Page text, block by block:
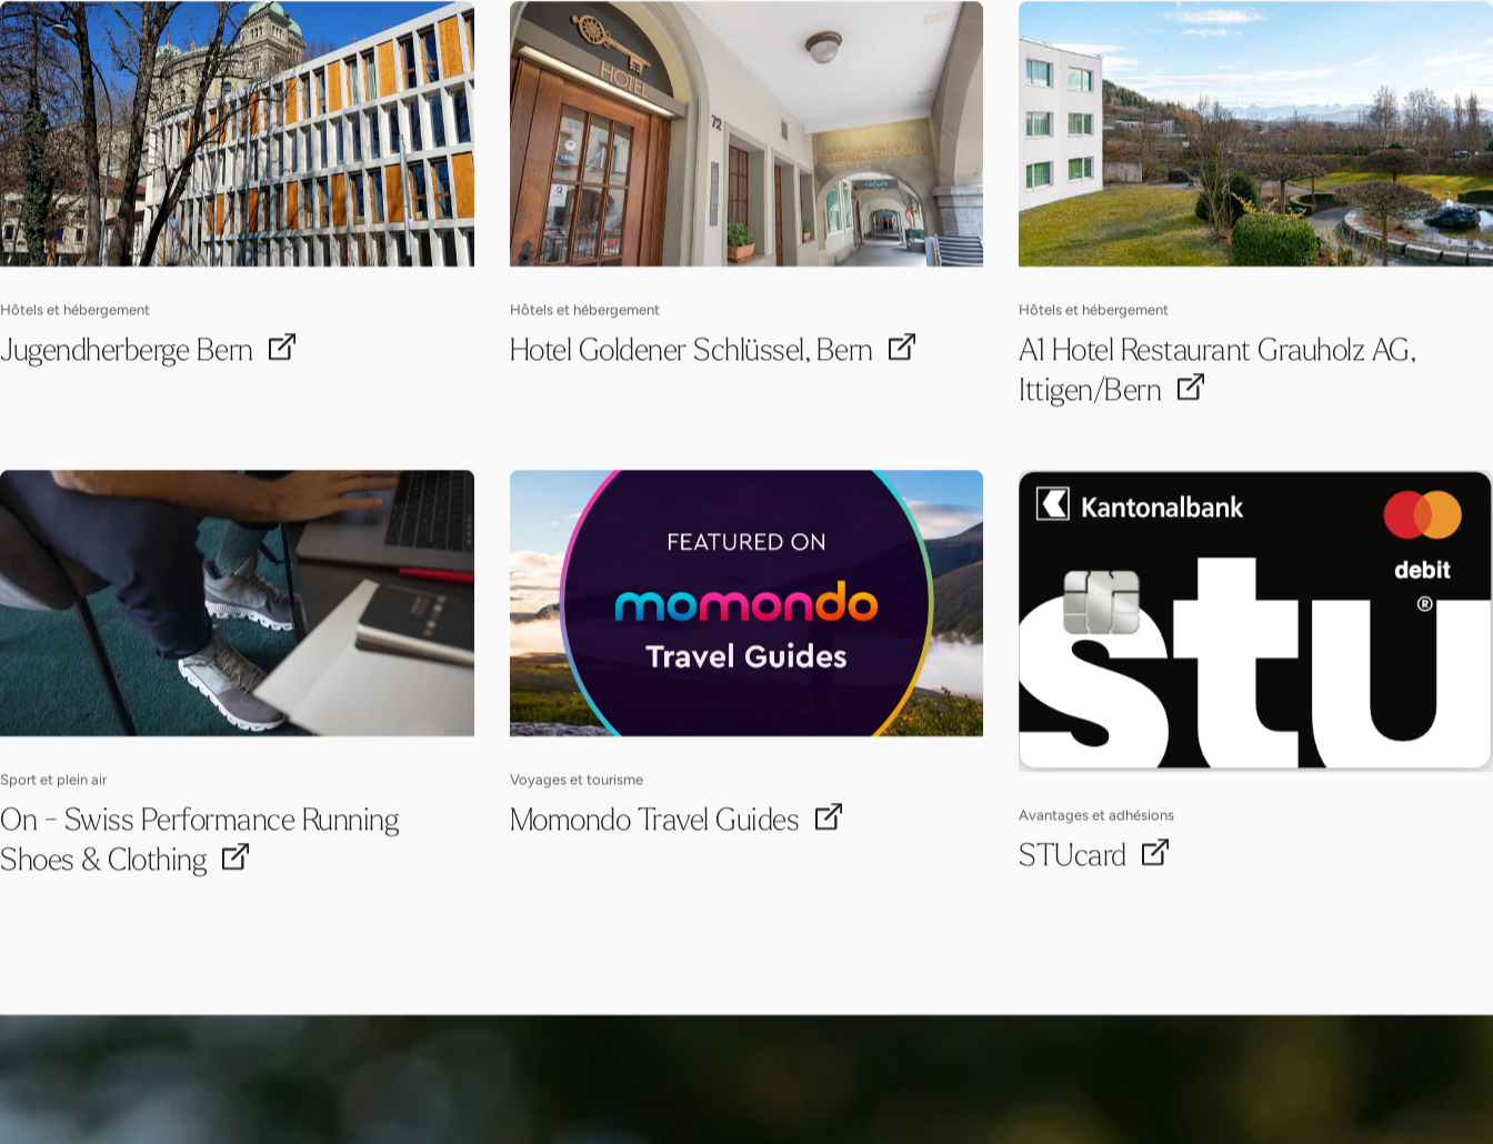
Hôtels et hébergement
Jugendherberge Bern
Hôtels et hébergement
Hotel Goldener Schlüssel, Bern
Hôtels et hébergement
A1 Hotel Restaurant Grauholz AG,
Ittigen/Bern
Sport et plein air
On - Swiss Performance Running
Shoes & Clothing
Voyages et tourisme
Momondo Travel Guides Avantages et adhésions
STUcard